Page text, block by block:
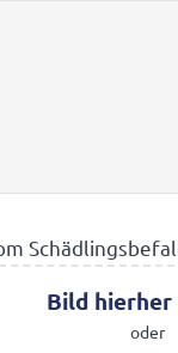
Bild hierher
oder